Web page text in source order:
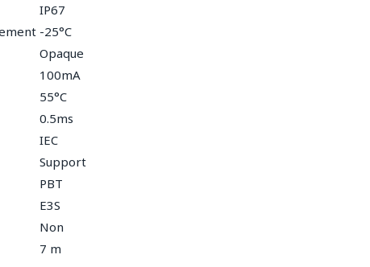
IP67
-25°C
Opaque
100mA
55°C
0.5ms
IEC
Support
PBT
E3S
Non
7 m